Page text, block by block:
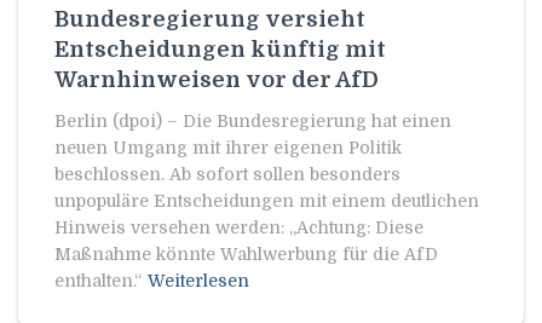
Bundesregierung versieht
Entscheidungen künftig mit
Warnhinweisen vor der AfD
Berlin (dpoi) – Die Bundesregierung hat einen
neuen Umgang mit ihrer eigenen Politik
beschlossen. Ab sofort sollen besonders
unpopuläre Entscheidungen mit einem deutlichen
Hinweis versehen werden: „Achtung: Diese
Maßnahme könnte Wahlwerbung für die AfD
enthalten.“ Weiterlesen